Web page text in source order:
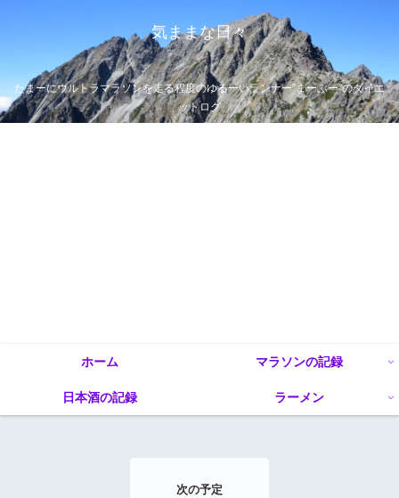
気ままな日々
たまーにウルトラマラソンを走る程度のゆるーいランナー”まーぶー”のダイエ
ットログ
ホーム マラソンの記録
日本酒の記録 ラーメン
次の予定